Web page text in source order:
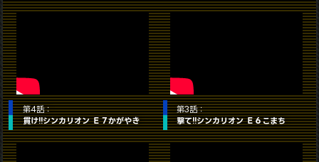
第4話：
貫け!!シンカリオン Ｅ７かがやき
第3話：
撃て!!シンカリオン Ｅ６こまち